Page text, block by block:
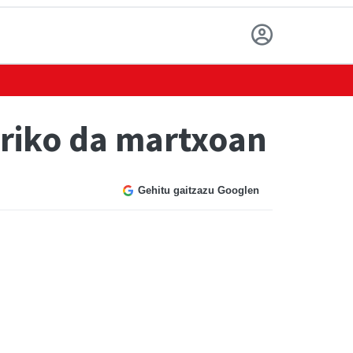
da martxoan
Gehitu gaitzazu Googlen